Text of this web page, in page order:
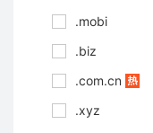
.mobi
.biz
.com.cn
.xyz